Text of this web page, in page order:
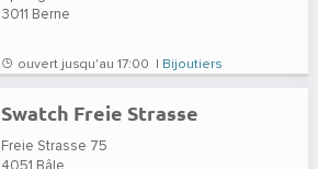
3011 Berne
ouvert jusqu'au 17:00 | Bijoutiers
Swatch Freie Strasse
Freie Strasse 75
4051 Bâle